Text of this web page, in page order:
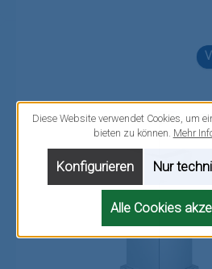
Diese Website verwendet Cookies, um
bieten zu können. Mehr
Nur
Konfigurieren
Alle Cookies